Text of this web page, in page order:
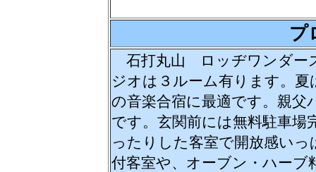
プ
石打丸山 ロッヂワンダー
ジオは３ルーム有ります。
の音楽合宿に最適です。親父
です。玄関前には無料駐車場
ったりした客室で開放感い
付客室や、オーブン・ハー